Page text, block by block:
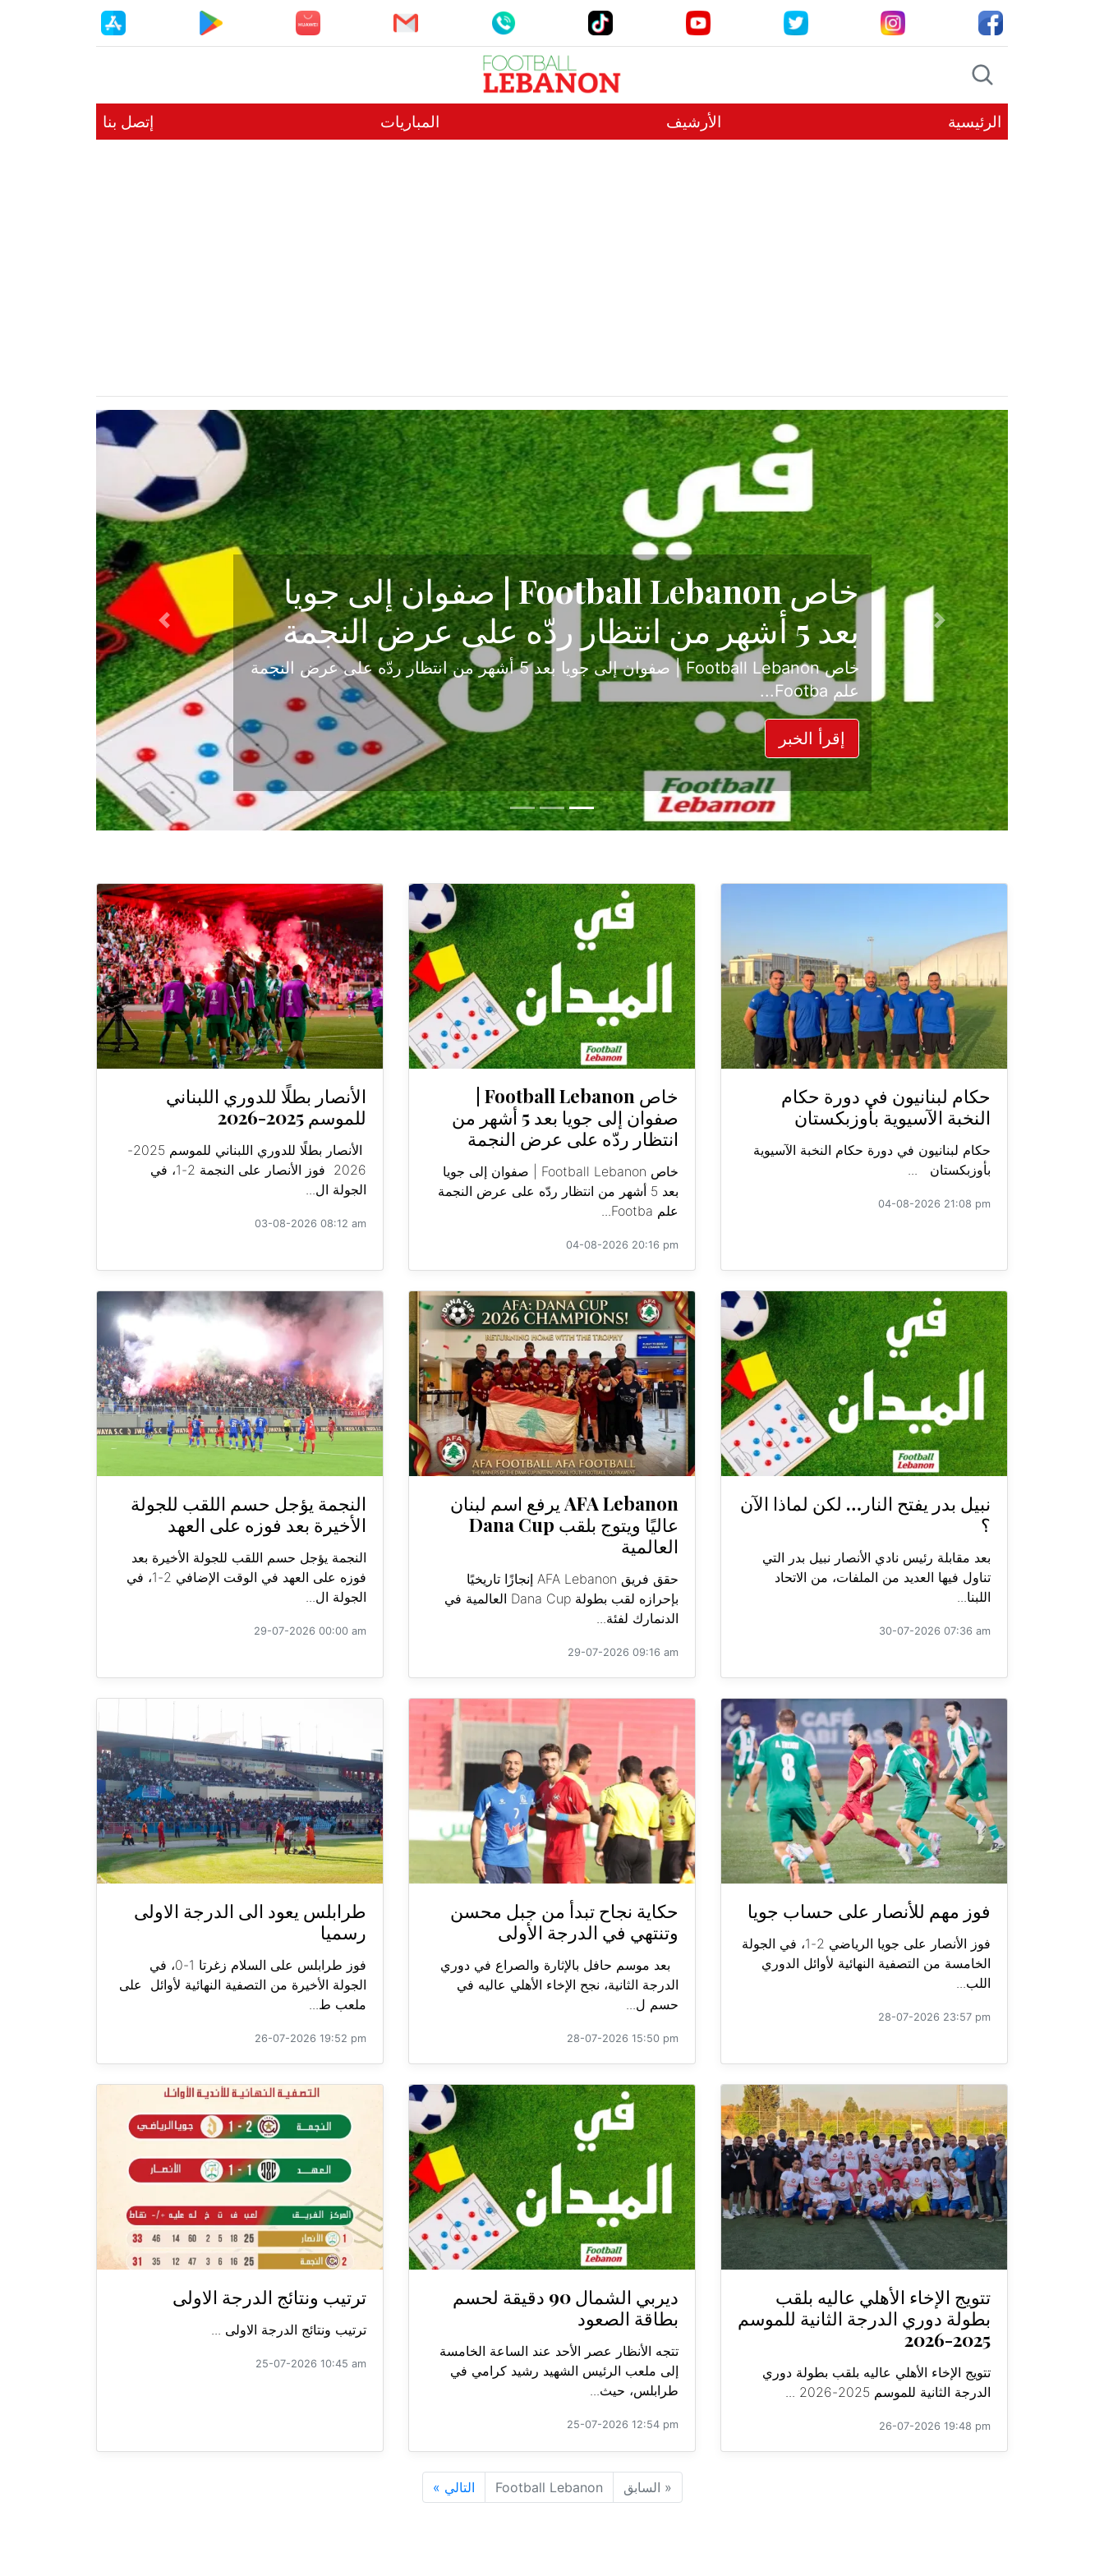
الرئيسية الأرشيف المباريات إتصل بنا
حكاية نجاح تبدأ من جبل محسن وتنتهي في
الدرجة الأولى
بعد موسم حافل بالإثارة والصراع في دوري الدرجة الثانية، نجح الإخاء الأهلي عاليه في
حسم ل...
إقرأ الخبر
Previous
Next
حكام لبنانيون في دورة حكام
النخبة الآسيوية بأوزبكستان
حكام لبنانيون في دورة حكام النخبة الآسيوية
بأوزبكستان ...
04-08-2026 21:08 pm
صفوان إلى جويا بعد 5 أشهر من
انتظار ردّه على عرض النجمة
خاص Football Lebanon | صفوان إلى جويا
بعد 5 أشهر من انتظار ردّه على عرض النجمة
علم Footba...
04-08-2026 20:16 pm
الأنصار بطلًا للدوري اللبناني
للموسم 2025-2026
الأنصار بطلًا للدوري اللبناني للموسم 2025-
2026 فوز الأنصار على النجمة 2-1، في
الجولة ال...
03-08-2026 08:12 am
نبيل بدر يفتح النار… لكن لماذا الآن
؟
بعد مقابلة رئيس نادي الأنصار نبيل بدر التي
تناول فيها العديد من الملفات، من الاتحاد
اللبنا...
30-07-2026 07:36 am
AFA Lebanon يرفع اسم لبنان
عاليًا ويتوج بلقب Dana Cup
العالمية
حقق فريق AFA Lebanon إنجازًا تاريخيًا
بإحرازه لقب بطولة Dana Cup العالمية في
الدنمارك لفئة...
29-07-2026 09:16 am
النجمة يؤجل حسم اللقب للجولة
الأخيرة بعد فوزه على العهد
النجمة يؤجل حسم اللقب للجولة الأخيرة بعد
فوزه على العهد في الوقت الإضافي 2-1، في
الجولة ال...
29-07-2026 00:00 am
فوز مهم للأنصار على حساب جويا
فوز الأنصار على جويا الرياضي 2-1، في الجولة
الخامسة من التصفية النهائية لأوائل الدوري
اللب...
28-07-2026 23:57 pm
حكاية نجاح تبدأ من جبل محسن
وتنتهي في الدرجة الأولى
بعد موسم حافل بالإثارة والصراع في دوري
الدرجة الثانية، نجح الإخاء الأهلي عاليه في
حسم ل...
28-07-2026 15:50 pm
طرابلس يعود الى الدرجة الاولى
رسميا
فوز طرابلس على السلام زغرتا 1-0، في
الجولة الأخيرة من التصفية النهائية لأوائل على
ملعب ط...
26-07-2026 19:52 pm
تتويج الإخاء الأهلي عاليه بلقب
بطولة دوري الدرجة الثانية للموسم
2025-2026
تتويج الإخاء الأهلي عاليه بلقب بطولة دوري
الدرجة الثانية للموسم 2025-2026 ...
26-07-2026 19:48 pm
ديربي الشمال 90 دقيقة لحسم
بطاقة الصعود
تتجه الأنظار عصر الأحد عند الساعة الخامسة
إلى ملعب الرئيس الشهيد رشيد كرامي في
طرابلس، حيث...
25-07-2026 12:54 pm
ترتيب ونتائج الدرجة الاولى
ترتيب ونتائج الدرجة الاولى ...
25-07-2026 10:45 am
« السابق Football Lebanon التالي »